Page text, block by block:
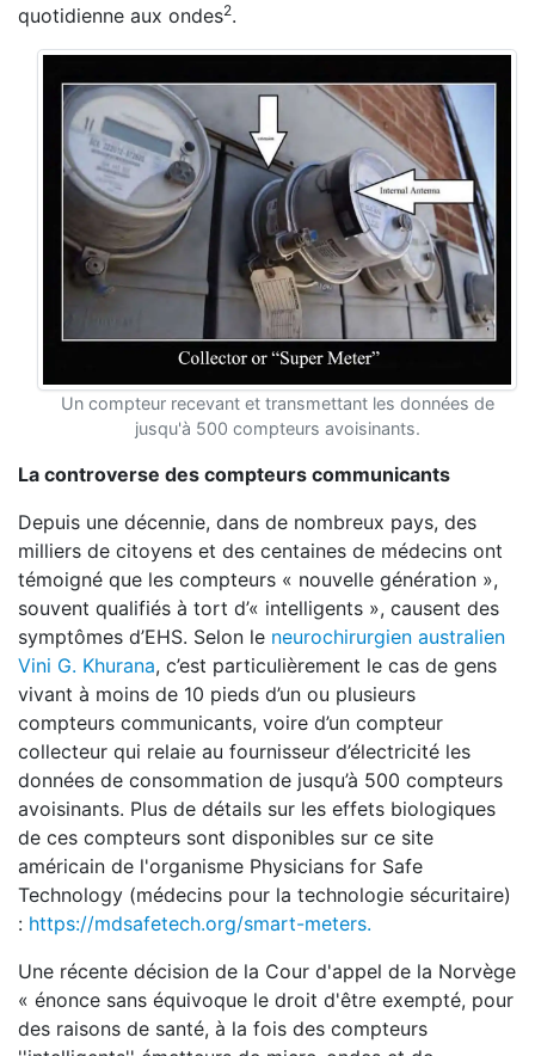
quotidienne aux ondes2.
Un compteur recevant et transmettant les données de
jusqu'à 500 compteurs avoisinants.
La controverse des compteurs communicants
Depuis une décennie, dans de nombreux pays, des
milliers de citoyens et des centaines de médecins ont
témoigné que les compteurs « nouvelle génération »,
souvent qualifiés à tort d’« intelligents », causent des
symptômes d’EHS. Selon le neurochirurgien australien
Vini G. Khurana, c’est particulièrement le cas de gens
vivant à moins de 10 pieds d’un ou plusieurs
compteurs communicants, voire d’un compteur
collecteur qui relaie au fournisseur d’électricité les
données de consommation de jusqu’à 500 compteurs
avoisinants. Plus de détails sur les effets biologiques
de ces compteurs sont disponibles sur ce site
américain de l'organisme Physicians for Safe
Technology (médecins pour la technologie sécuritaire)
: https://mdsafetech.org/smart-meters.
Une récente décision de la Cour d'appel de la Norvège
« énonce sans équivoque le droit d'être exempté, pour
des raisons de santé, à la fois des compteurs